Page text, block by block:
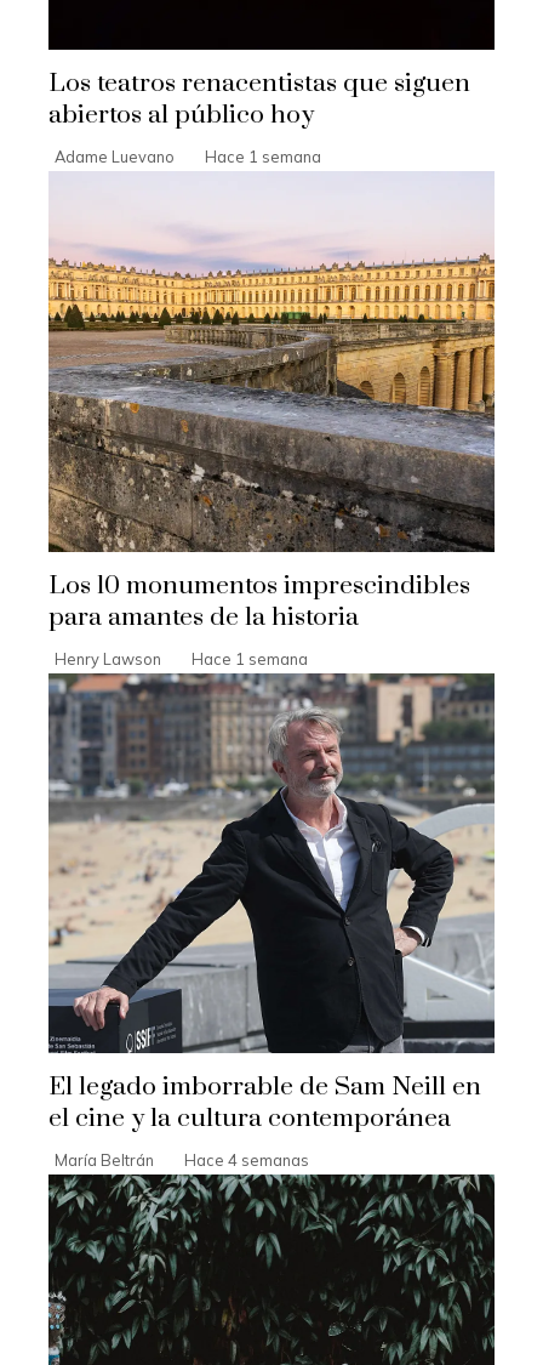
Los teatros renacentistas que siguen
abiertos al público hoy
Adame Luevano Hace 1 semana
Los 10 monumentos imprescindibles
para amantes de la historia
Henry Lawson Hace 1 semana
El legado imborrable de Sam Neill en
el cine y la cultura contemporánea
María Beltrán Hace 4 semanas